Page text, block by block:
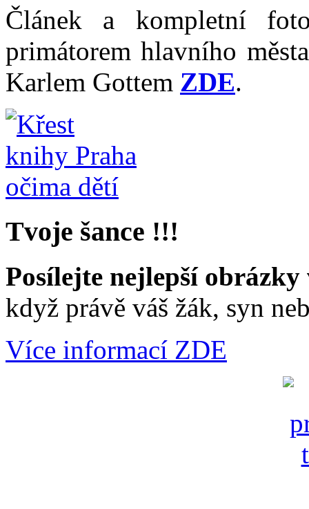
Článek a kompletní
primátorem hlavního
Karlem Gottem ZDE.
Tvoje šance !!!
Posílejte nejlepší obrázky
když právě váš žák, syn
Více informací ZDE